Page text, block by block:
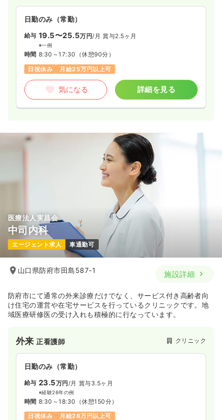
日勤のみ（常勤）
給与 19.5〜25.5万円/月 賞与2.5ヶ月
※一例
時間 8:30～17:30 （休憩90分）
日祝休み
月給25万円以上可
気になる 詳細を見る
医療法人実昌会
中司内科
エージェント求人 車通勤可
山口県防府市田島587-1 施設詳細
防府市にて通常の外来診療だけでなく、サービス付き高齢者向
け住宅の運営や在宅サービスを行っているクリニックです。地
域医療研修医の受け入れも積極的に行なっています。
外来正看護師 クリニック
日勤のみ（常勤）
給与 23.5万円 /月 賞与3.5ヶ月
※経験26年の例
時間 8:30～18:30 （休憩150分）
日祝休み
月給28万円以上可